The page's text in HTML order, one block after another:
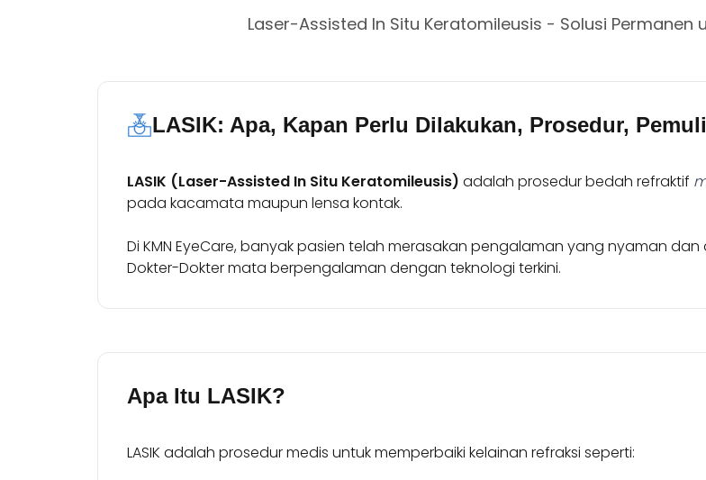
Laser-Assisted In Situ Keratomileusis - Solusi
LASIK: Apa, Kapan Perlu Dilakukan, Prosedur,
LASIK (Laser-Assisted In Situ Keratomileusis) adalah prosedur bedah refraktif
pada kacamata maupun lensa kontak.
Di KMN EyeCare, banyak pasien telah merasakan pengalaman yang nyaman dan
Dokter-Dokter mata berpengalaman dengan teknologi terkini.
Apa Itu LASIK?
LASIK adalah prosedur medis untuk memperbaiki kelainan refraksi seperti: